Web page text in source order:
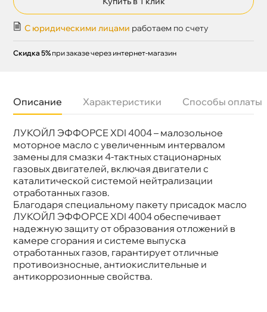
С юридическими лицами работаем по счету
Скидка 5% при заказе через интернет-магазин
Описание Характеристики Способы оплаты
ЛУКОЙЛ ЭФФОРСЕ XDI 4004 – малозольное
моторное масло с увеличенным интервалом
замены для смазки 4-тактных стационарных
азовых двигателей, включая двигатели с
каталитической системой нейтрализации
отработанных газов.
Благодаря специальному пакету присадок масло
ЛУКОЙЛ ЭФФОРСЕ XDI 4004 обеспечивает
надежную защиту от образования отложений
камере сгорания и системе выпуска
отработанных газов, гарантирует отличные
противоизносные, антиокислительные и
антикоррозионные свойства.
Бренд
Лукойл
Артикул
3532349